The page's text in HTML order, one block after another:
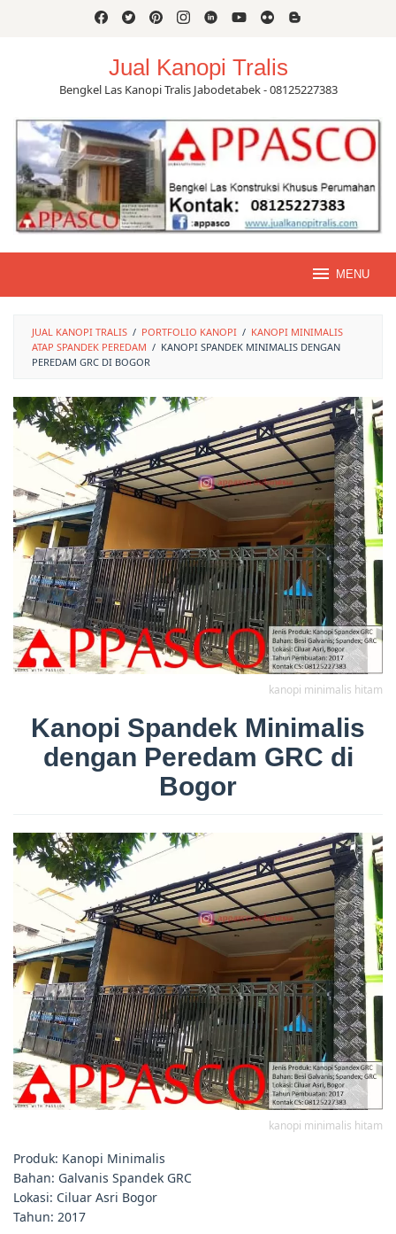
Jual Kanopi Tralis
Bengkel Las Kanopi Tralis Jabodetabek - 08125227383
MENU
JUAL KANOPI TRALIS / PORTFOLIO KANOPI / KANOPI MINIMALIS
ATAP SPANDEK PEREDAM / KANOPI SPANDEK MINIMALIS DENGAN
PEREDAM GRC DI BOGOR
kanopi minimalis hitam
Kanopi Spandek Minimalis
dengan Peredam GRC di
Bogor
kanopi minimalis hitam
Produk: Kanopi Minimalis
Bahan: Galvanis Spandek GRC
Lokasi: Ciluar Asri Bogor
Tahun: 2017